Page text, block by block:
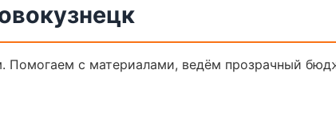
Помогаем с материалами, ведём прозрачный